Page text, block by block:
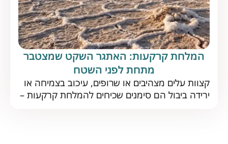
המלחת קרקעות: האתגר השקט שמצטבר
מתחת לפני השטח
קצוות עלים מצהיבים או שרופים, עיכוב בצמיחה או
ירידה ביבול הם סימנים שכיחים להמלחת קרקעות –